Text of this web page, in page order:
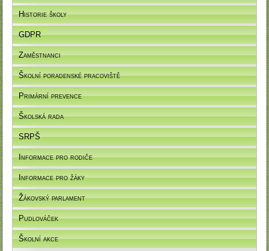
Historie školy
GDPR
Zaměstnanci
Školní poradenské pracoviště
Primární prevence
Školská rada
SRPŠ
Informace pro rodiče
Informace pro žáky
Žákovský parlament
Pudlováček
Školní akce